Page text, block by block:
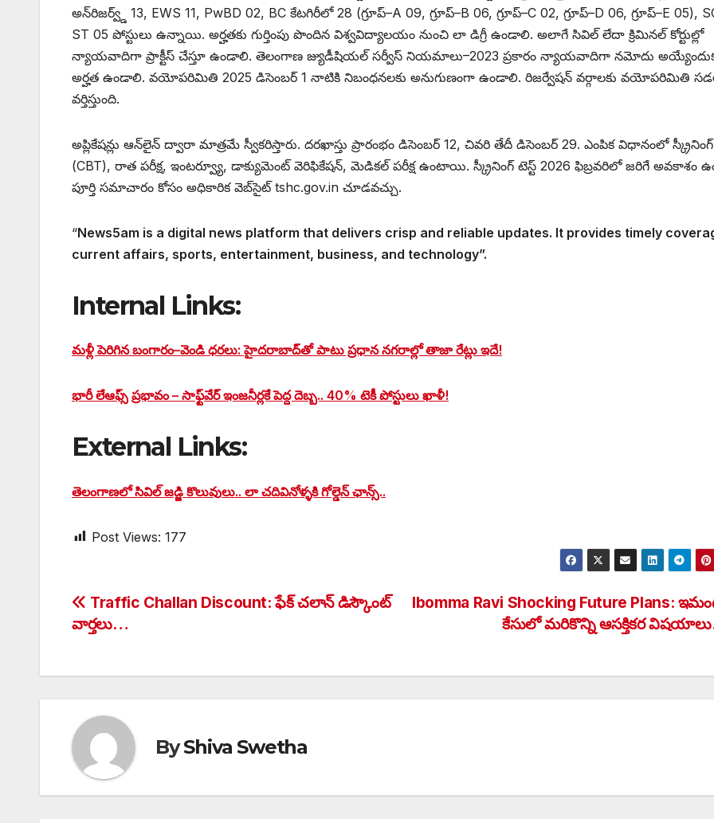
అన్‌రిజర్వ్డ్‌ 13, EWS 11, PwBD 02, BC కేటగిరీలో 28 (గ్రూప్–A 09, గ్రూప్–B 06, గ్రూప్–C 02, గ్రూప్–D 06, గ్రూప్–E 05),
ST 05 పోస్టులు ఉన్నాయి. అర్హతకు గుర్తింపు పొందిన విశ్వవిద్యాలయం నుంచి లా డిగ్రీ ఉండాలి. అలాగే సివిల్ లేదా క్రిమినల్ కోర్టుల్లో
న్యాయవాదిగా ప్రాక్టీస్ చేస్తూ ఉండాలి. తెలంగాణ జ్యుడీషియల్ సర్వీస్ నియమాలు–2023 ప్రకారం న్యాయవాదిగా నమోదు
అర్హత ఉండాలి. వయోపరిమితి 2025 డిసెంబర్ 1 నాటికి నిబంధనలకు అనుగుణంగా ఉండాలి. రిజర్వేషన్ వర్గాలకు వయోపరిమితి
వర్తిస్తుంది.
అప్లికేషన్లు ఆన్‌లైన్‌ ద్వారా మాత్రమే స్వీకరిస్తారు. దరఖాస్తు ప్రారంభం డిసెంబర్ 12, చివరి తేదీ డిసెంబర్ 29. ఎంపిక విధానంలో స్క్రీనింగ్
(CBT), రాత పరీక్ష, ఇంటర్వ్యూ, డాక్యుమెంట్ వెరిఫికేషన్, మెడికల్ పరీక్ష ఉంటాయి. స్క్రీనింగ్ టెస్ట్ 2026 ఫిబ్రవరిలో జరిగే అవకాశం
పూర్తి సమాచారం కోసం అధికారిక వెబ్‌సైట్ tshc.gov.in చూడవచ్చు.
“News5am is a digital news platform that delivers crisp and reliable updates. It provides timely
current affairs, sports, entertainment, business, and technology”.
Internal Links:
మళ్లీ పెరిగిన బంగారం–వెండి ధరలు: హైదరాబాద్‌తో పాటు ప్రధాన నగరాల్లో తాజా రేట్లు ఇదే!
భారీ లేఆఫ్స్‌ ప్రభావం – సాఫ్ట్‌వేర్ ఇంజనీర్లకే పెద్ద దెబ్బ.. 40% టెకీ పోస్టులు ఖాళీ!
External Links:
తెలంగాణలో సివిల్ జడ్జి కొలువులు.. లా చదివినోళ్ళకి గోల్డెన్ ఛాన్స్..
Post Views: 177
Post
navigation
Ibomma Ravi Shocking Future Plans:
కేసులో మరికొన్ని ఆసక్తికర
Traffic Challan Discount: ఫేక్ చలాన్ డిస్కౌంట్
వార్తలు…
ByShiva Swetha